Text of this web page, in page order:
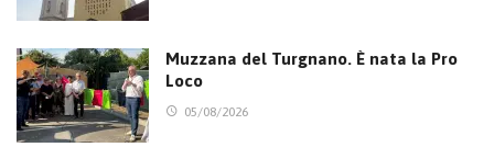
Muzzana del Turgnano. È nata la Pro
Loco
05/08/2026